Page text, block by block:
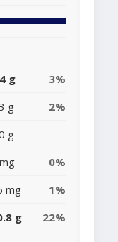
g
3%
g
2%
g
0%
mg
1%
g
22%